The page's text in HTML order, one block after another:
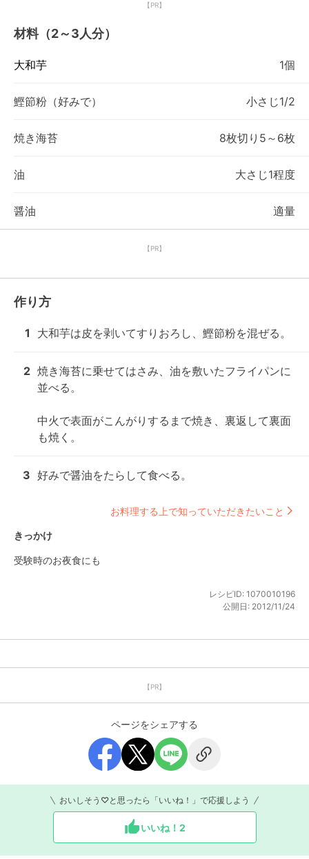
【PR】
材料（2～3人分）
大和芋 1個
鰹節粉（好みで） 小さじ1/2
焼き海苔 8枚切り5～6枚
油 大さじ1程度
醤油 適量
【PR】
作り方
1 大和芋は皮を剥いてすりおろし、鰹節粉を混ぜる。
2 焼き海苔に乗せてはさみ、油を敷いたフライパンに
並べる。
中火で表面がこんがりするまで焼き、裏返して裏面
も焼く。
3 好みで醤油をたらして食べる。
お料理する上で知っていただきたいこと
きっかけ
受験時のお夜食にも
レシピID: 1070010196
公開日: 2012/11/24
【PR】
ページをシェアする
おいしそう♡と思ったら「いいね！」で応援しよう
いいね！ 2